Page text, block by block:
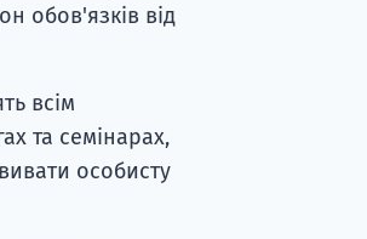
обов'язків від
всім
та семінарах,
особисту